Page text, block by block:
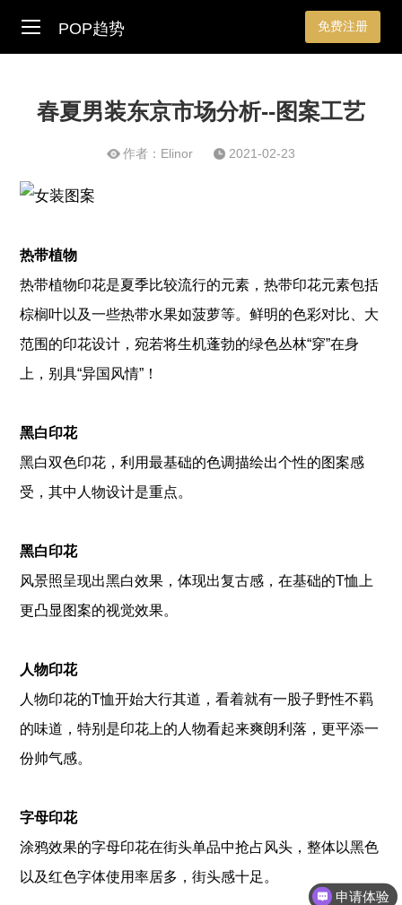
POP趋势 免费注册
春夏男装东京市场分析--图案工艺
作者：Elinor 2021-02-23
热带植物
热带植物印花是夏季比较流行的元素，热带印花元素包括
棕榈叶以及一些热带水果如菠萝等。鲜明的色彩对比、大
范围的印花设计，宛若将生机蓬勃的绿色丛林“穿”在身
上，别具“异国风情”！
黑白印花
黑白双色印花，利用最基础的色调描绘出个性的图案感
受，其中人物设计是重点。
黑白印花
风景照呈现出黑白效果，体现出复古感，在基础的T恤上
更凸显图案的视觉效果。
人物印花
人物印花的T恤开始大行其道，看着就有一股子野性不羁
的味道，特别是印花上的人物看起来爽朗利落，更平添一
份帅气感。
字母印花
涂鸦效果的字母印花在街头单品中抢占风头，整体以黑色
以及红色字体使用率居多，街头感十足。
申请体验